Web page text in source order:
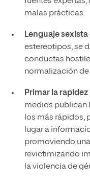
malas prácticas.
Lenguaje sexista
estereotipos, se
conductas
normalización
Primar la
medios publican
los más rápidos,
lugar a
promoviendo
revictimizando
la violencia de